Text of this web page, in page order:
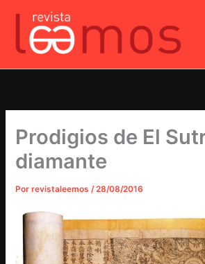
contenido
Prodigios de El
diamante
Porrevistaleemos/28/08/2016